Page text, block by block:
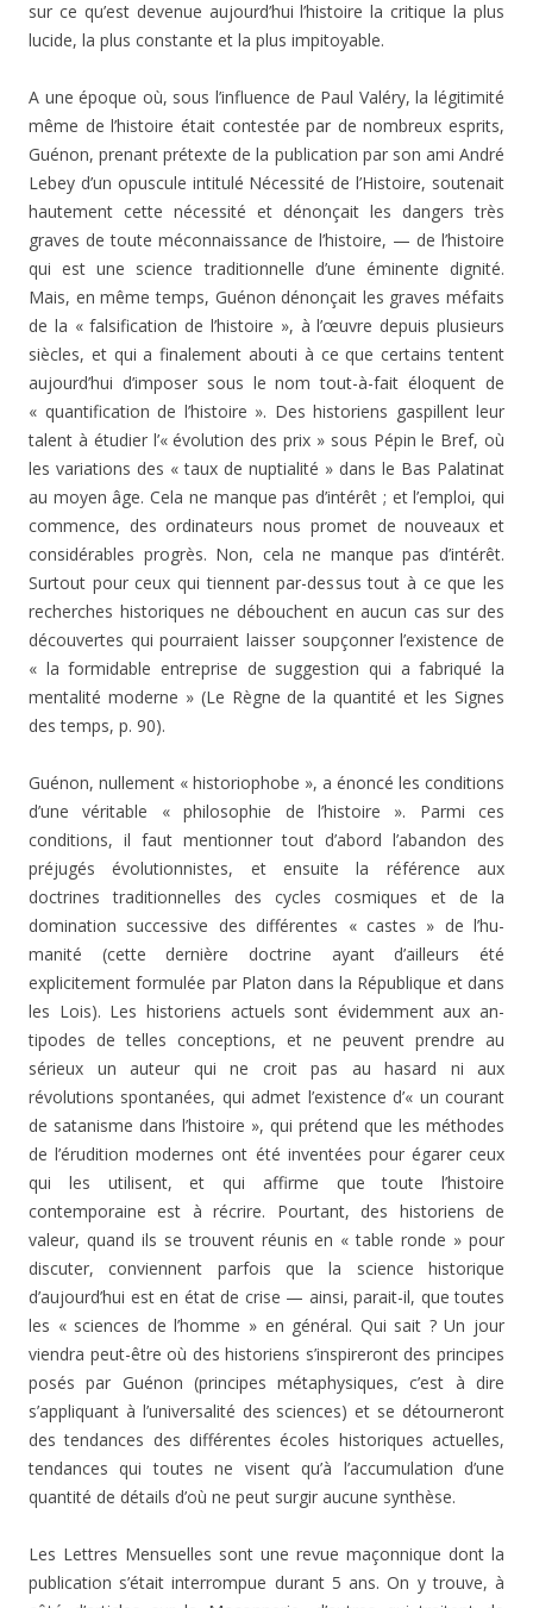
sur ce qu’est devenue aujourd’hui l’histoire la critique la plus
lucide, la plus constante et la plus impitoyable.
A une époque où, sous l’influence de Paul Valéry, la légitimité
même de l’histoire était contestée par de nom­breux esprits,
Guénon, prenant prétexte de la publication par son ami André
Lebey d’un opuscule intitulé Nécessité de l’Histoire, soutenait
hautement cette nécessité et dé­nonçait les dangers très
graves de toute méconnaissance de l’histoire, — de l’histoire
qui est une science tra­ditionnelle d’une éminente dignité.
Mais, en même temps, Guénon dénonçait les graves méfaits
de la « falsification de l’histoire », à l’œuvre depuis plusieurs
siècles, et qui a finalement abouti à ce que certains tentent
aujourd’hui d’imposer sous le nom tout-à-fait éloquent de
« quanti­fication de l’histoire ». Des historiens gaspillent leur
talent à étudier l’« évolution des prix » sous Pépin le Bref, où
les variations des « taux de nuptialité » dans le Bas Palatinat
au moyen âge. Cela ne manque pas d’intérêt ; et l’emploi, qui
commence, des ordinateurs nous promet de nouveaux et
considérables progrès. Non, cela ne manque pas d’intérêt.
Surtout pour ceux qui tiennent par-dessus tout à ce que les
recherches historiques ne débouchent en aucun cas sur des
découvertes qui pourraient laisser soupçonner l’existence de
« la formidable entreprise de suggestion qui a fabriqué la
mentalité moderne » (Le Règne de la quantité et les Signes
des temps, p. 90).
Guénon, nullement « historiophobe », a énoncé les con­ditions
d’une véritable « philosophie de l’histoire ». Parmi ces
conditions, il faut mentionner tout d’abord l’abandon des
préjugés évolutionnistes, et ensuite la référence aux
doctrines traditionnelles des cycles cosmiques et de la
domination successive des différentes « castes » de l’hu­
manité (cette dernière doctrine ayant d’ailleurs été
explicitement formulée par Platon dans la République et dans
les Lois). Les historiens actuels sont évidemment aux an­
tipodes de telles conceptions, et ne peuvent prendre au
sérieux un auteur qui ne croit pas au hasard ni aux
révolutions spontanées, qui admet l’existence d’« un courant
de satanisme dans l’histoire », qui prétend que les méthodes
de l’érudition modernes ont été inventées pour égarer ceux
qui les utilisent, et qui affirme que toute l’histoire
contemporaine est à récrire. Pourtant, des historiens de
valeur, quand ils se trouvent réunis en « ta­ble ronde » pour
discuter, conviennent parfois que la scien­ce historique
d’aujourd’hui est en état de crise — ainsi, parait-il, que toutes
les « sciences de l’homme » en géné­ral. Qui sait ? Un jour
viendra peut-être où des historiens s’inspireront des principes
posés par Guénon (principes métaphysiques, c’est à dire
s’appliquant à l’universalité des sciences) et se détourneront
des tendances des différentes écoles historiques actuelles,
tendances qui toutes ne visent qu’à l’accumulation d’une
quantité de détails d’où ne peut surgir aucune synthèse.
Les Lettres Mensuelles sont une revue maçonnique dont la
publication s’était interrompue durant 5 ans. On y trou­ve, à